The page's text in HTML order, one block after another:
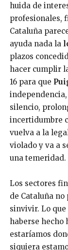
huida de
profesionales,
Cataluña
ayuda nada la
plazos
hacer cumplir
16 para que
silencio,
incertidumbre
vuelva a la
violado y va a
una temeridad.
Los sectores
de Cataluña
sinvivir. Lo que
haberse hecho
estaríamos
siquiera